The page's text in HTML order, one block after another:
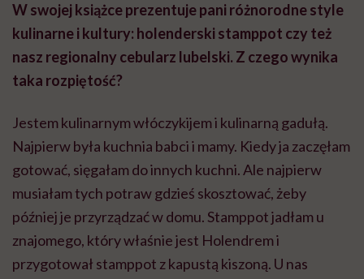
W swojej książce prezentuje pani różnorodne style
kulinarne i kultury: holenderski stamppot czy też
nasz regionalny cebularz lubelski. Z czego wynika
taka rozpiętość?
Jestem kulinarnym włóczykijem i kulinarną gadułą.
Najpierw była kuchnia babci i mamy. Kiedy ja zaczęłam
gotować, sięgałam do innych kuchni. Ale najpierw
musiałam tych potraw gdzieś skosztować, żeby
później je przyrządzać w domu. Stamppot jadłam u
znajomego, który właśnie jest Holendrem i
przygotował stamppot z kapustą kiszoną. U nas